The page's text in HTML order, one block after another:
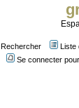
Rechercher Liste
Se connecter